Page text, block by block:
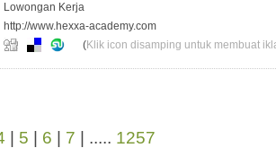
Lowongan Kerja
http://www.hexxa-academy.com
(Klik icon disamping untuk membuat
5 6 7 | ..... 1257